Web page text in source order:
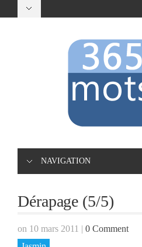
NAVIGATION
Dérapage (5/5)
on 10 mars 2011 | 0 Comment